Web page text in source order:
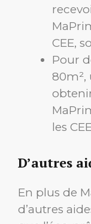
CEE,
Pour
80m²,
les
D’autres
En plus de
d’autres